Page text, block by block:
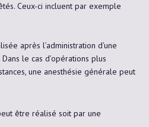
Ceux-ci incluent par exemple
après l’administration d’une
le cas d’opérations plus
une anesthésie générale peut
être réalisé soit par une